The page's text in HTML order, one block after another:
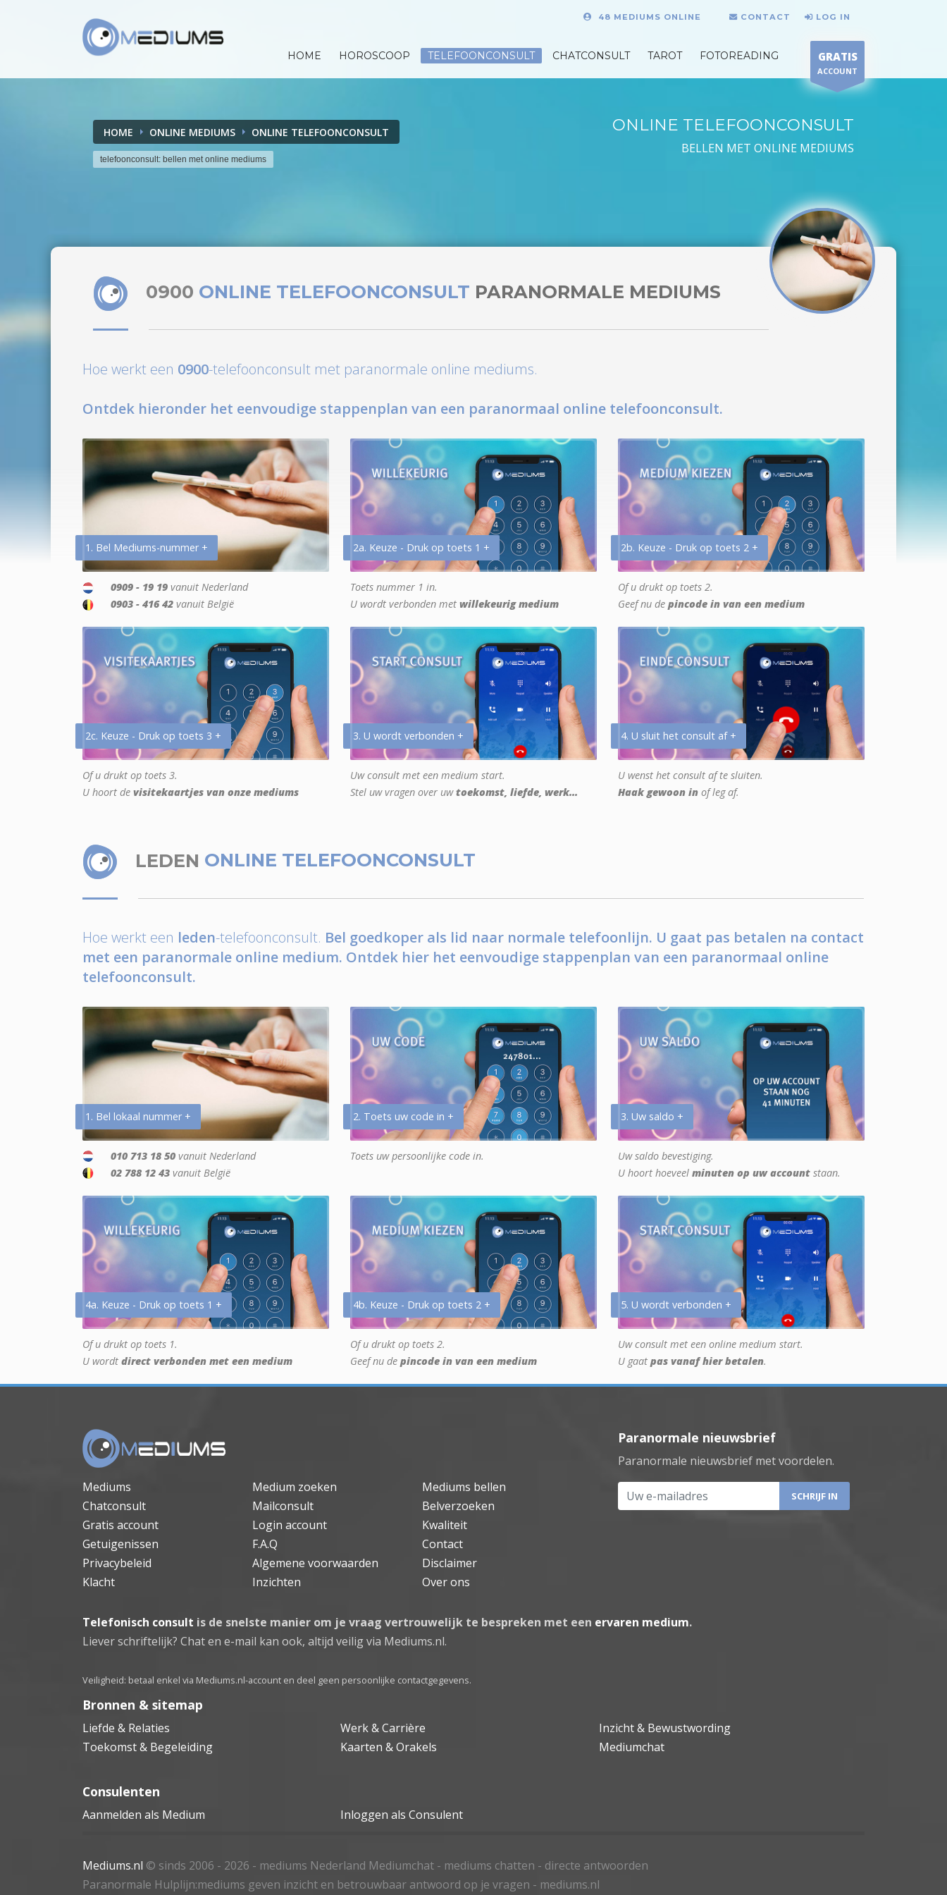
48 MEDIUMS ONLINE CONTACT LOG IN
HOME HOROSCOOP TELEFOONCONSULT CHATCONSULT TAROT FOTOREADING GRATIS
ACCOUNT
HOME ONLINE MEDIUMS ONLINE TELEFOONCONSULT
telefoonconsult: bellen met online mediums
ONLINE TELEFOONCONSULT
BELLEN MET ONLINE MEDIUMS
0900 ONLINE TELEFOONCONSULT PARANORMALE MEDIUMS
Hoe werkt een 0900-telefoonconsult met paranormale online mediums.
Ontdek hieronder het eenvoudige stappenplan van een paranormaal online telefoonconsult.
1. Bel Mediums-nummer +
0909 - 19 19 vanuit Nederland
0903 - 416 42 vanuit België
2a. Keuze - Druk op toets 1 +
Toets nummer 1 in.
U wordt verbonden met willekeurig medium
2b. Keuze - Druk op toets 2 +
Of u drukt op toets 2.
Geef nu de pincode in van een medium
2c. Keuze - Druk op toets 3 +
Of u drukt op toets 3.
U hoort de visitekaartjes van onze mediums
3. U wordt verbonden +
Uw consult met een medium start.
Stel uw vragen over uwtoekomst, liefde, werk...
4. U sluit het consult af +
U wenst het consult af te sluiten.
Haak gewoon in of leg af.
LEDEN ONLINE TELEFOONCONSULT
Hoe werkt een leden-telefoonconsult. Bel goedkoper als lid naar normale telefoonlijn. U gaat pas betalen na contact
met een paranormale online medium. Ontdek hier het eenvoudige stappenplan van een paranormaal online
telefoonconsult.
1. Bel lokaal nummer +
010 713 18 50 vanuit Nederland
02 788 12 43 vanuit België
2. Toets uw code in +
Toets uw persoonlijke code in.
3. Uw saldo +
Uw saldo bevestiging.
U hoort hoeveel minuten op uw account staan.
4a. Keuze - Druk op toets 1 +
Of u drukt op toets 1.
U wordt direct verbonden met een medium
4b. Keuze - Druk op toets 2 +
Of u drukt op toets 2.
Geef nu de pincode in van een medium
5. U wordt verbonden +
Uw consult met een online medium start.
U gaat pas vanaf hier betalen.
Mediums Medium zoeken
Mediums bellen
Chatconsult
Mailconsult
Belverzoeken
Gratis account
Login account
Kwaliteit
Getuigenissen
F.A.Q
Contact
Privacybeleid
Algemene voorwaarden
Disclaimer
Klacht
Inzichten Over ons
Paranormale nieuwsbrief
Paranormale nieuwsbrief met voordelen.
Uw e-mailadres
Telefonisch consult is de snelste manier om je vraag vertrouwelijk te bespreken met een ervaren medium.
Liever schriftelijk? Chat en e-mail kan ook, altijd veilig via Mediums.nl.
Veiligheid: betaal enkel via Mediums.nl-account en deel geen persoonlijke contactgegevens.
Bronnen & sitemap
Liefde & Relaties Werk & Carrière
Inzicht & Bewustwording
Toekomst & Begeleiding
Kaarten & Orakels Mediumchat
Consulenten
Aanmelden als Medium Inloggen als Consulent
Mediums.nl © sinds 2006 - 2026 - mediums Nederland Mediumchat - mediums chatten - directe antwoorden
Paranormale Hulplijn:mediums geven inzicht en betrouwbaar antwoord op je vragen - mediums.nl